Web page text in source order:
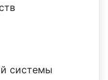
системы